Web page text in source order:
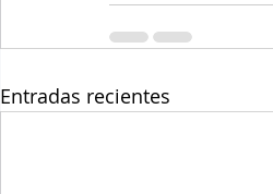
Entradas recientes